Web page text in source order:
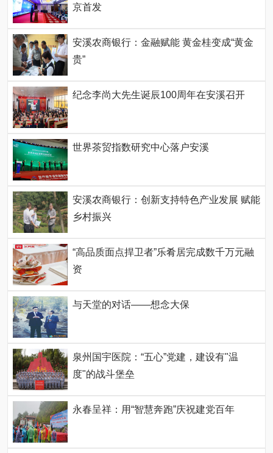
京首发
安溪农商银行：金融赋能 黄金桂变成“黄金
贵”
纪念李尚大先生诞辰100周年在安溪召开
世界茶贸指数研究中心落户安溪
安溪农商银行：创新支持特色产业发展 赋能
乡村振兴
“高品质面点捍卫者”乐肴居完成数千万元融
资
与天堂的对话——想念大保
泉州国宇医院：“五心”党建，建设有"温
度"的战斗堡垒
永春呈祥：用“智慧奔跑”庆祝建党百年